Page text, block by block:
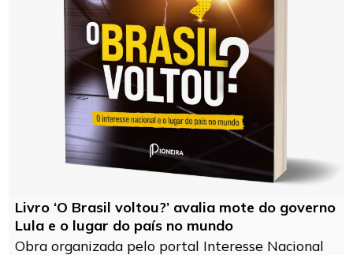
Livro ‘O Brasil voltou?’ avalia mote do governo
Lula e o lugar do país no mundo
Obra organizada pelo portal Interesse Nacional